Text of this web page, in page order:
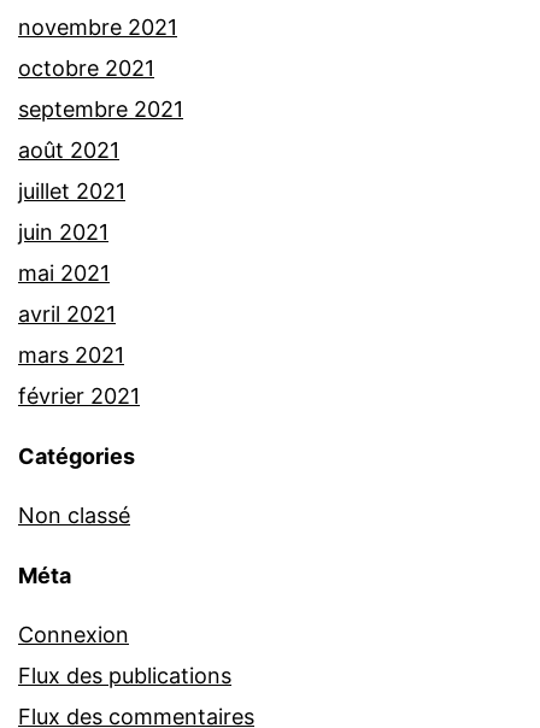
novembre 2021
octobre 2021
septembre 2021
août 2021
juillet 2021
juin 2021
mai 2021
avril 2021
mars 2021
février 2021
Catégories
Non classé
Méta
Connexion
Flux des publications
Flux des commentaires